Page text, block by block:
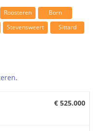
Roosteren
Born
Stevensweert Sittard
.
€ 525.000